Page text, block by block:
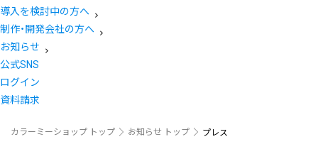
導入を検討中の方へ
制作・開発会社の方へ
お知らせ
公式SNS
ログイン
資料請求
カラーミーショップ トップ お知らせ トップ プレス